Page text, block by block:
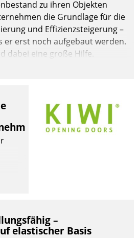
zu ihren Objekten
die Grundlage für die
und Effizienzsteigerung –
er erst noch aufgebaut werden.
dabei eine große Hilfe.
–
elastischer Basis